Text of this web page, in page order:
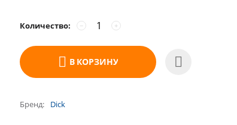
Количество: +
−
В КОРЗИНУ
Бренд Dick